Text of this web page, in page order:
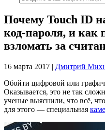
Почему Touch ID
код-пароля, и как
взломать за
16 марта 2017 | Дмитрий
Обойти цифровой или
Оказывается, это не так
ученые выяснили, что всё,
для этого — специальная